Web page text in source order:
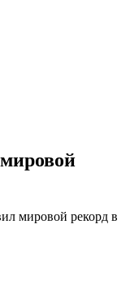
мировой рекорд в